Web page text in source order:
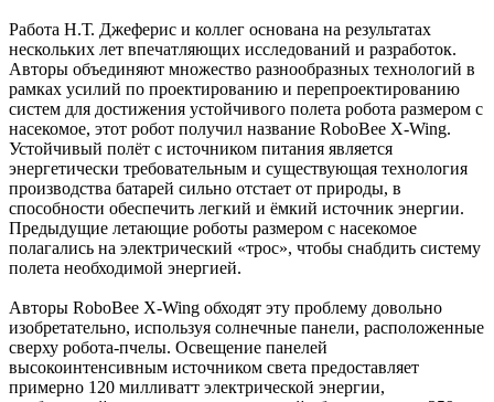
Работа Н.Т. Джеферис и коллег основана на результатах
нескольких лет впечатляющих исследований и разработок.
Авторы объединяют множество разнообразных технологий в
рамках усилий по проектированию и перепроектированию
систем для достижения устойчивого полета робота размером с
насекомое, этот робот получил название RoboBee X-Wing.
Устойчивый полёт с источником питания является
энергетически требовательным и существующая технология
производства батарей сильно отстает от природы, в
способности обеспечить легкий и ёмкий источник энергии.
Предыдущие летающие роботы размером с насекомое
полагались на электрический «трос», чтобы снабдить систему
полета необходимой энергией.
Авторы RoboBee X-Wing обходят эту проблему довольно
изобретательно, используя солнечные панели, расположенные
сверху робота-пчелы. Освещение панелей
высокоинтенсивным источником света предоставляет
примерно 120 милливатт электрической энергии,